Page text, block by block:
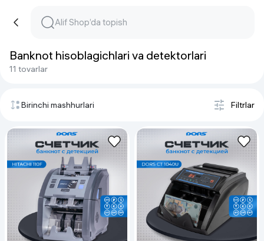
Banknot hisoblagichlari va detektorlari
11 tovarlar
Birinchi mashhurlari Filtrlar